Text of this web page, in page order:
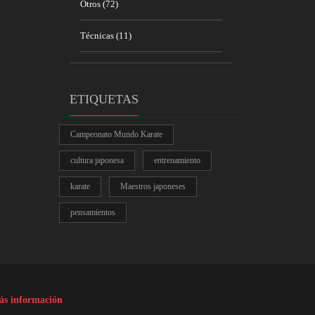
Otros(72)
Técnicas(11)
ETIQUETAS
Campeonato Mundo Karate
cultura japonesa entrenamiento
karate Maestros japoneses
pensamientos
información